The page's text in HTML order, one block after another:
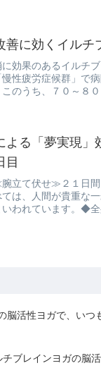
善に効くイルチ
効果のあるイルチ
性疲労症候群」で
のうち、７０～８
よる「夢実現
目
腕立て伏せ≫２１日
は、人間が貴重な
いわれています。◆
脳活性ヨガで、いつ
チブレインヨガの脳